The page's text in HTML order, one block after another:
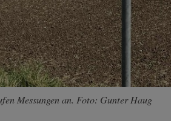
Messungen an. Foto: Gunter Haug